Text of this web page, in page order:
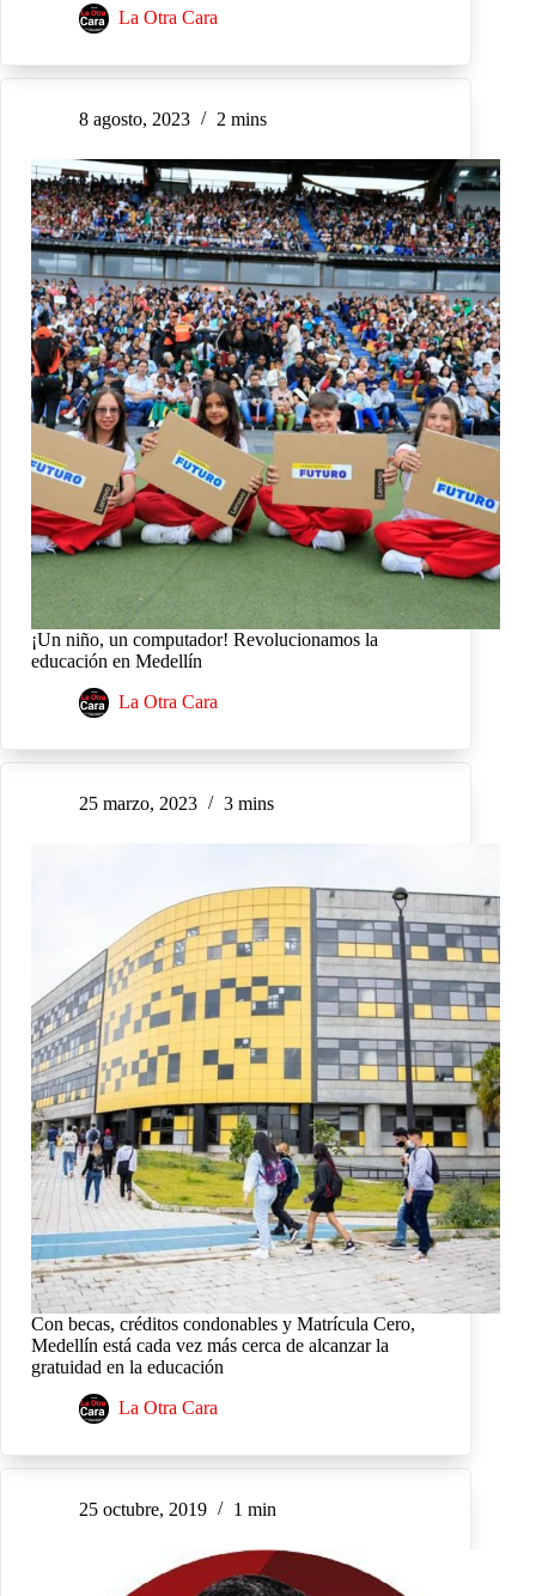
La Otra Cara
8 agosto, 2023 2 mins
¡Un niño, un computador! Revolucionamos la
educación en Medellín
La Otra Cara
25 marzo, 2023 3 mins
Con becas, créditos condonables y Matrícula Cero,
Medellín está cada vez más cerca de alcanzar la
gratuidad en la educación
La Otra Cara
25 octubre, 2019 1 min